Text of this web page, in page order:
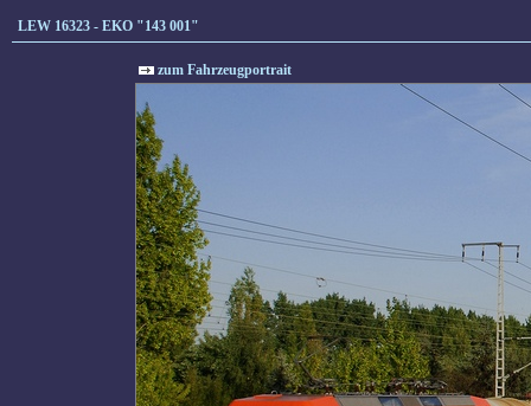
LEW 16323 - EKO "143 001"
zum Fahrzeugportrait